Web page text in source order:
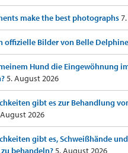
make the best photographs
offizielle Bilder von Belle
Hund die Eingewöhnung
5. August 2026
gibt es zur Behandlung
2026
gibt es, Schweißhände
behandeln?5. August 2026